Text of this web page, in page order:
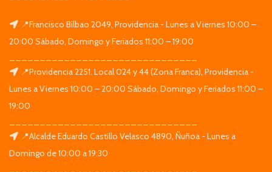
📍Francisco Bilbao 2049, Providencia - Lunes a Viernes 10:00 –
20:00 Sábado, Domingo y Feriados 11:00 – 19:00
📍Providencia 2251. Local 024 y 44 (Zona Franca), Providencia -
Lunes a Viernes 10:00 – 20:00 Sábado, Domingo y Feriados 11:00 –
19:00
📍Alcalde Eduardo Castillo Velasco 4890, Ñuñoa - Lunes a
Domingo de 10:00 a 19:30